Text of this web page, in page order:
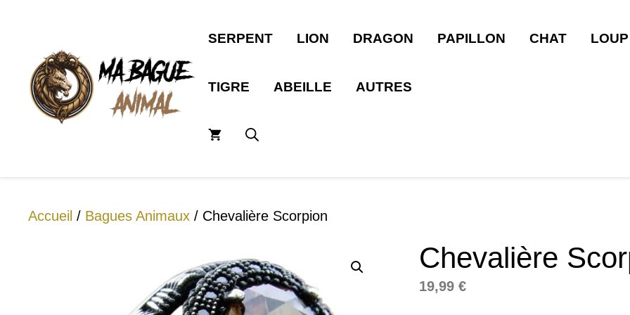
contenu
SERPENT LION DRAGON PAPILLON CHAT LOUP
TIGRE ABEILLE AUTRES
Accueil / Bagues Animaux / Chevalière Scorpion
Chevalière
19,99€